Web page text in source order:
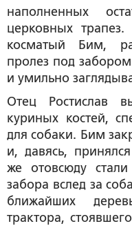
наполненных
церковных
косматый Бим,
пролез под
и умильно
Отец Ростислав
куриных костей,
для собаки. Бим
и, давясь,
же отовсюду
забора вслед за
ближайших
трактора,